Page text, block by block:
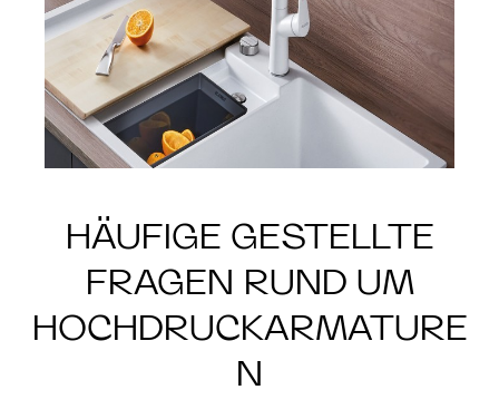
HÄUFIGE GESTELLTE
FRAGEN RUND UM
HOCHDRUCKARMATURE
N